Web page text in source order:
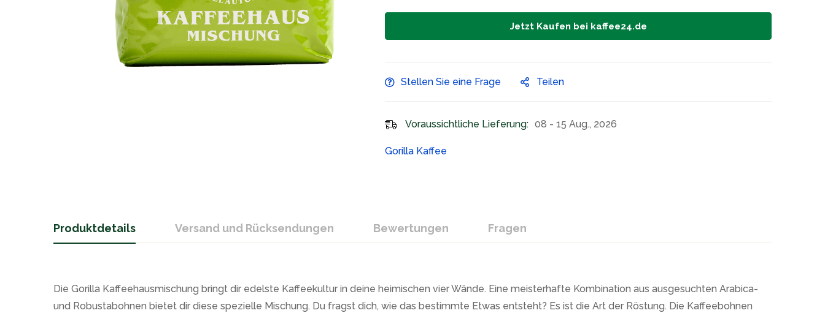
Jetzt Kaufen bei kaffee24.de
Stellen Sie eine Frage Teilen
Voraussichtliche Lieferung: 08 - 15 Aug., 2026
Gorilla Kaffee
Produktdetails Versand und Rücksendungen Bewertungen Fragen
Die Gorilla Kaffeehausmischung bringt dir edelste Kaffeekultur in deine heimischen vier Wände. Eine meisterhafte Kombination aus ausgesuchten Arabica-
und Robustabohnen bietet dir diese spezielle Mischung. Du fragst dich, wie das bestimmte Etwas entsteht? Es ist die Art der Röstung. Die Kaffeebohnen